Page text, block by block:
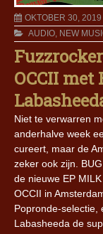
OKTOBER 30, 2019
AUDIO, NEW
OCCII
Niet te verwarren
anderhalve week
cureert, maar de
zeker ook zijn.
de nieuwe EP
OCCII in
Popronde-selectie,
Labasheeda de